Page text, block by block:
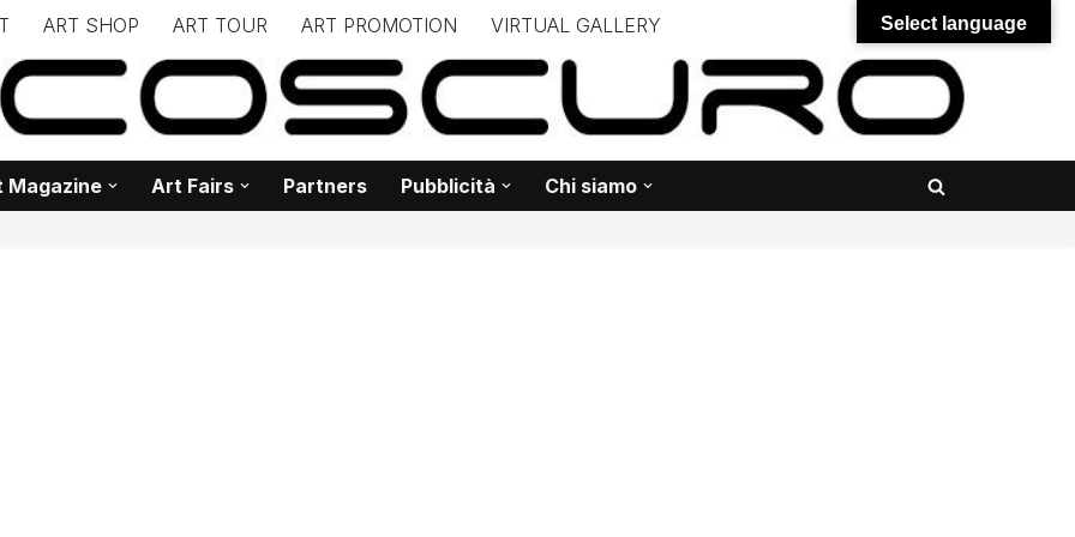
ART SHOP ART TOUR ART PROMOTION VIRTUAL GALLERY
– – – – – – – – – – www.biancoscuro.it – – – – – – – – – – – – – – –
– Editoria – Spazi Espositivi – Concorsi Internazionali – – – – – – – – – – – – – – –
Magazine Art Fairs Partners Pubblicità Chi siamo
Select language